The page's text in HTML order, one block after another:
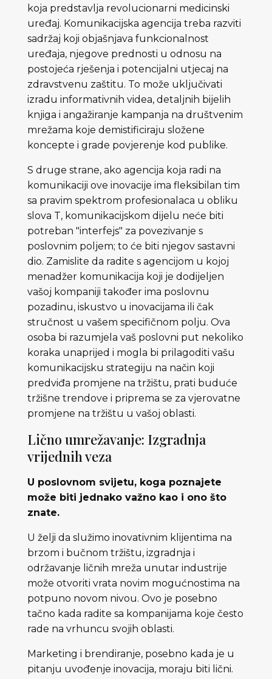
koja predstavlja revolucionarni medicinski
uređaj. Komunikacijska agencija treba razviti
sadržaj koji objašnjava funkcionalnost
uređaja, njegove prednosti u odnosu na
postojeća rješenja i potencijalni utjecaj na
zdravstvenu zaštitu. To može uključivati ​​
izradu informativnih videa, detaljnih bijelih
knjiga i angažiranje kampanja na društvenim
mrežama koje demistificiraju složene
koncepte i grade povjerenje kod publike.
S druge strane, ako agencija koja radi na
komunikaciji ove inovacije ima fleksibilan tim
sa pravim spektrom profesionalaca u obliku
slova T, komunikacijskom dijelu neće biti
potreban "interfejs" za povezivanje s
poslovnim poljem; to će biti njegov sastavni
dio. Zamislite da radite s agencijom u kojoj
menadžer komunikacija koji je dodijeljen
vašoj kompaniji također ima poslovnu
pozadinu, iskustvo u inovacijama ili čak
stručnost u vašem specifičnom polju. Ova
osoba bi razumjela vaš poslovni put nekoliko
koraka unaprijed i mogla bi prilagoditi vašu
komunikacijsku strategiju na način koji
predviđa promjene na tržištu, prati buduće
tržišne trendove i priprema se za vjerovatne
promjene na tržištu u vašoj oblasti.
Lično umrežavanje: Izgradnja
vrijednih veza
U poslovnom svijetu, koga poznajete
može biti jednako važno kao i ono što
znate.
U želji da služimo inovativnim klijentima na
brzom i bučnom tržištu, izgradnja i
održavanje ličnih mreža unutar industrije
može otvoriti vrata novim mogućnostima na
potpuno novom nivou. Ovo je posebno
tačno kada radite sa kompanijama koje često
rade na vrhuncu svojih oblasti.
Marketing i brendiranje, posebno kada je u
pitanju uvođenje inovacija, moraju biti lični.